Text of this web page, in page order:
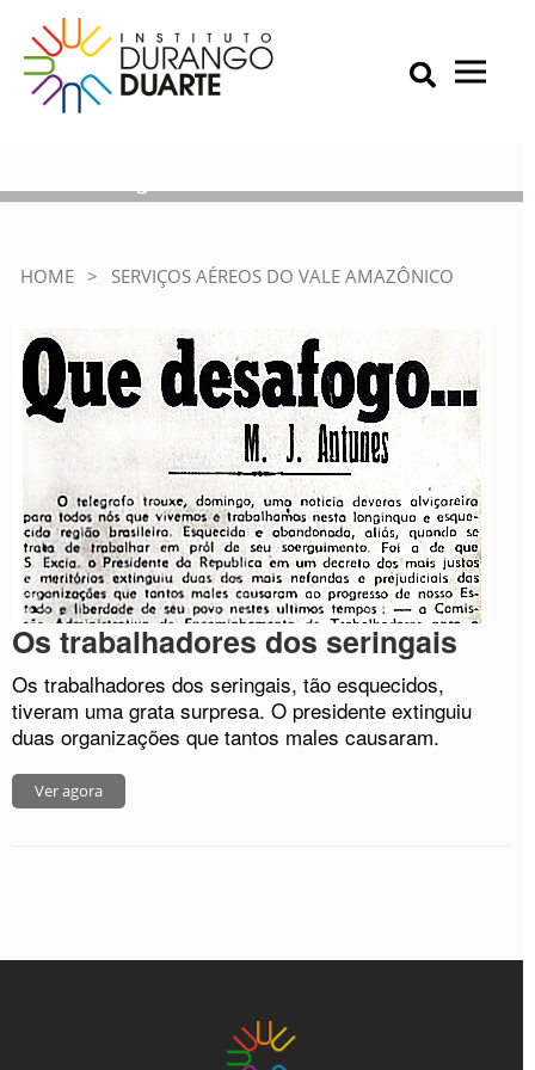
content
IDD – Instituto Durango Duarte
Instituto Durango Duarte
Primary Menu
HOME > SERVIÇOS AÉREOS DO VALE AMAZÔNICO
Os trabalhadores dos seringais
Os trabalhadores dos seringais, tão esquecidos,
tiveram uma grata surpresa. O presidente extinguiu
duas organizações que tantos males causaram.
Ver agora